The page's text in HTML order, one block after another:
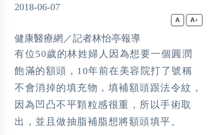
2018-06-07
+
健康醫療網／記者林怡亭報導
有位50歲的林姓婦人因為想要一個圓潤
飽滿的額頭，10年前在美容院打了號稱
不會消掉的填充物，填補額頭跟法令紋，
因為凹凸不平顆粒感很重，所以手術取
出，並且做抽脂補脂想將額頭填平。